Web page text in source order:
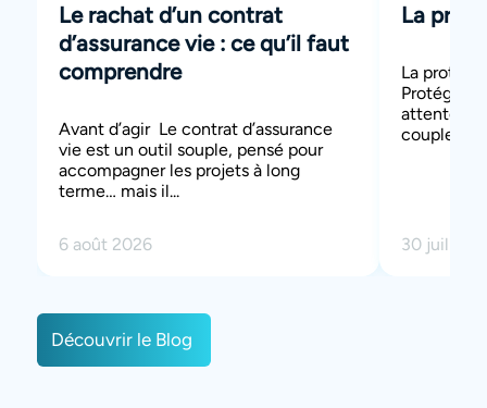
Le rachat d’un contrat
d’assurance vie : ce qu’il faut
comprendre
Avant d’agir Le contrat d’assurance
vie est un outil souple, pensé pour
accompagner les projets à long
terme… mais il...
6 août 2026
La
La
Protéger
attente
couples.
30 juillet
Découvrir le Blog